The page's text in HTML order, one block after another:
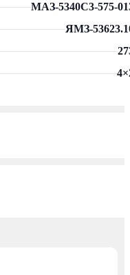
МАЗ-5340С3-575-
ЯМЗ-